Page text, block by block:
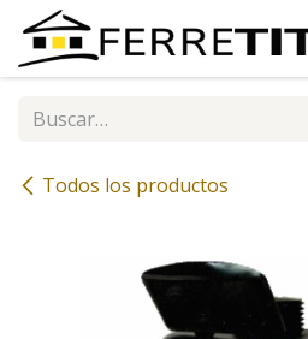
Ir al contenido
Todos los productos